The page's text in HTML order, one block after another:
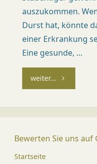
auszukommen.
Durst hat, könnte
einer Erkrankung
Eine gesunde, …
weiter... "Plötzlich
Katze
Bewerten Sie uns auf
Startseite